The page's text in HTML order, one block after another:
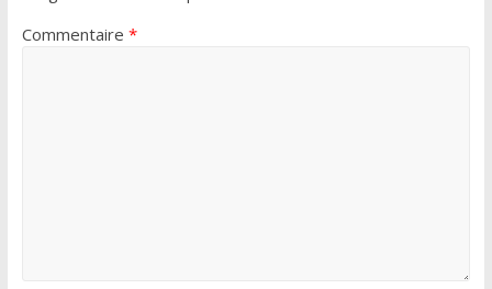
Commentaire *